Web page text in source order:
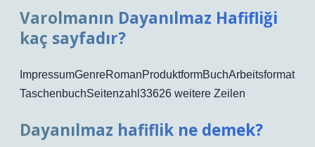
Varolmanın Dayanılmaz Hafifliği
kaç sayfadır?
ImpressumGenreRomanProduktformBuchArbeitsformat
TaschenbuchSeitenzahl33626 weitere Zeilen
Dayanılmaz hafiflik ne demek?